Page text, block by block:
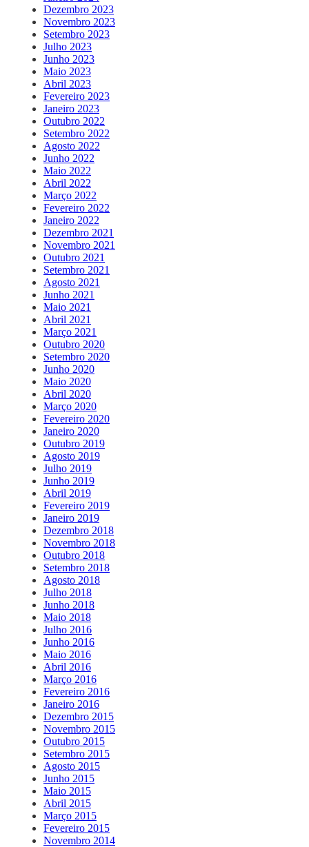
Dezembro 2023
Novembro 2023
Setembro 2023
Julho 2023
Junho 2023
Maio 2023
Abril 2023
Fevereiro 2023
Janeiro 2023
Outubro 2022
Setembro 2022
Agosto 2022
Junho 2022
Maio 2022
Abril 2022
Março 2022
Fevereiro 2022
Janeiro 2022
Dezembro 2021
Novembro 2021
Outubro 2021
Setembro 2021
Agosto 2021
Junho 2021
Maio 2021
Abril 2021
Março 2021
Outubro 2020
Setembro 2020
Junho 2020
Maio 2020
Abril 2020
Março 2020
Fevereiro 2020
Janeiro 2020
Outubro 2019
Agosto 2019
Julho 2019
Junho 2019
Abril 2019
Fevereiro 2019
Janeiro 2019
Dezembro 2018
Novembro 2018
Outubro 2018
Setembro 2018
Agosto 2018
Julho 2018
Junho 2018
Maio 2018
Julho 2016
Junho 2016
Maio 2016
Abril 2016
Março 2016
Fevereiro 2016
Janeiro 2016
Dezembro 2015
Novembro 2015
Outubro 2015
Setembro 2015
Agosto 2015
Junho 2015
Maio 2015
Abril 2015
Março 2015
Fevereiro 2015
Novembro 2014